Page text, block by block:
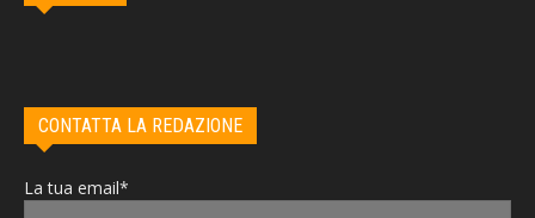
CONTATTA LA REDAZIONE
La tua email*